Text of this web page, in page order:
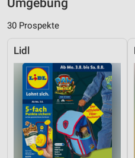
Umgebung
30 Prospekte
Lidl